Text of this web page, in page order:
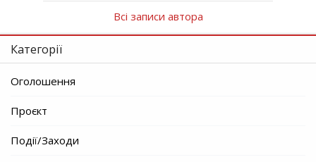
Всі записи автора
Категорії
Оголошення
Проєкт
Події/Заходи